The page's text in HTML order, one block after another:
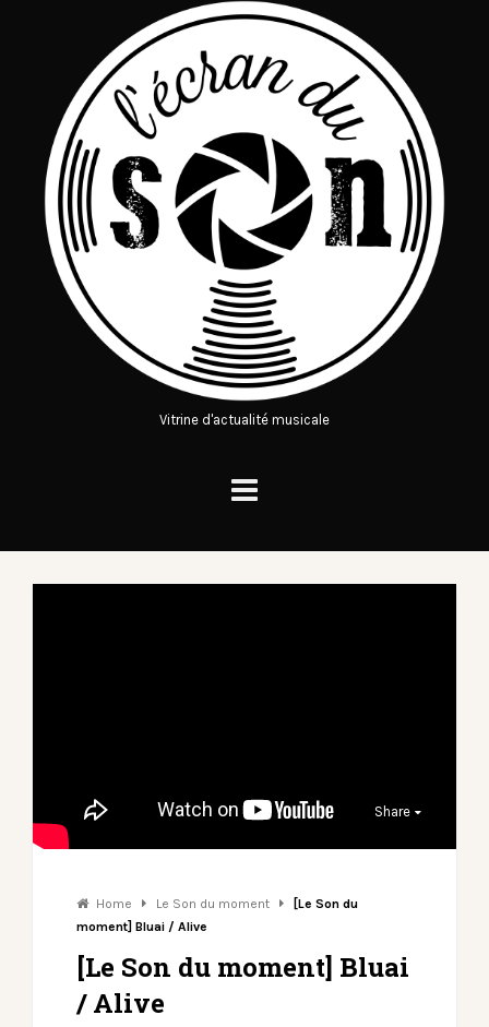
Vitrine d'actualité musicale
Share
Home Le Son du moment
[Le Son du
moment] Bluai / Alive
[Le Son du moment] Bluai
/ Alive